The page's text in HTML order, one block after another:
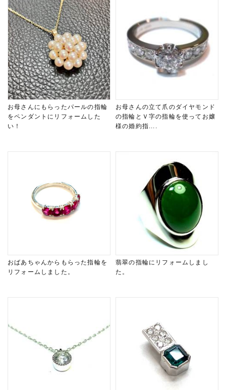
お母さんにもらったパールの指輪
をペンダントにリフォームした
い！
お母さんの立て爪のダイヤモンド
の指輪とＶ字の指輪を使ってお嬢
様の婚約指....
おばあちゃんからもらった指輪を
リフォームしました。
翡翠の指輪にリフォームしまし
た。